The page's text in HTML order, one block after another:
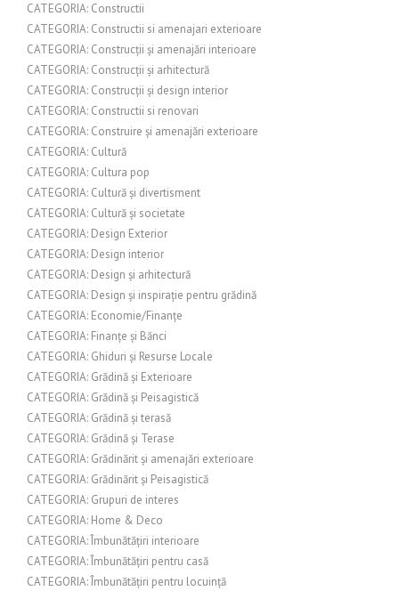
CATEGORIA: Constructii
CATEGORIA: Constructii si amenajari exterioare
CATEGORIA: Construcții și amenajări interioare
CATEGORIA: Construcții și arhitectură
CATEGORIA: Construcții și design interior
CATEGORIA: Constructii si renovari
CATEGORIA: Construire și amenajări exterioare
CATEGORIA: Cultură
CATEGORIA: Cultura pop
CATEGORIA: Cultură și divertisment
CATEGORIA: Cultură și societate
CATEGORIA: Design Exterior
CATEGORIA: Design interior
CATEGORIA: Design și arhitectură
CATEGORIA: Design și inspirație pentru grădină
CATEGORIA: Economie/Finanțe
CATEGORIA: Finanțe și Bănci
CATEGORIA: Ghiduri și Resurse Locale
CATEGORIA: Grădină și Exterioare
CATEGORIA: Grădină și Peisagistică
CATEGORIA: Grădină și terasă
CATEGORIA: Grădină și Terase
CATEGORIA: Grădinărit și amenajări exterioare
CATEGORIA: Grădinărit și Peisagistică
CATEGORIA: Grupuri de interes
CATEGORIA: Home & Deco
CATEGORIA: Îmbunătățiri interioare
CATEGORIA: Îmbunătățiri pentru casă
CATEGORIA: Îmbunătățiri pentru locuință